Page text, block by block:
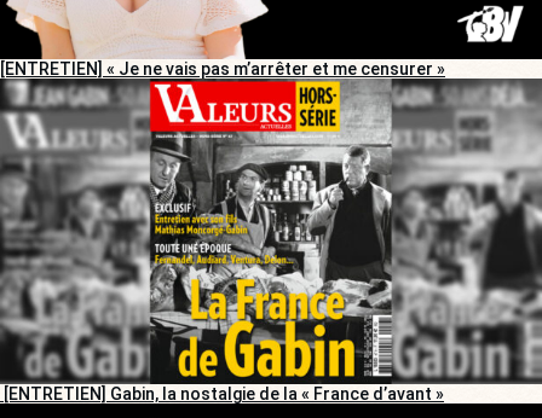
[ENTRETIEN] « Je ne vais pas m’arrêter et me censurer »
[ENTRETIEN] Gabin, la nostalgie de la « France d’avant »